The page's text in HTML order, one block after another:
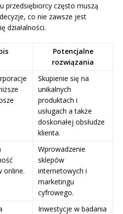
przedsiębiorcy często muszą
co nie zawsze jest
działalności.
Potencjalne
rozwiązania
Skupienie się na
unikalnych
produktach i
usługach a także
doskonałej obsłudze
klienta.
online.
Wprowadzenie
sklepów
internetowych i
marketingu
cyfrowego.
Inwestycje w badania